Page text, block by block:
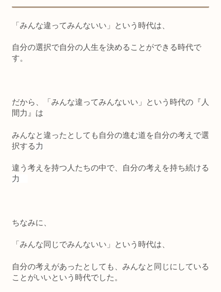
「みんな違ってみんないい」という時代は、
自分の選択で自分の人生を決めることができる時代で
す。
だから、
「みんな違ってみんないい」という時代の『人
間力』は
みんなと違ったとしても自分の進む道を自分の考えで選
択する力
違う考えを持つ人たちの中で、自分の考えを持ち続ける
力
ちなみに、
「みんな同じでみんないい」という時代は、
自分の考えがあったとしても、みんなと同じにしている
ことがいいという時代でした。